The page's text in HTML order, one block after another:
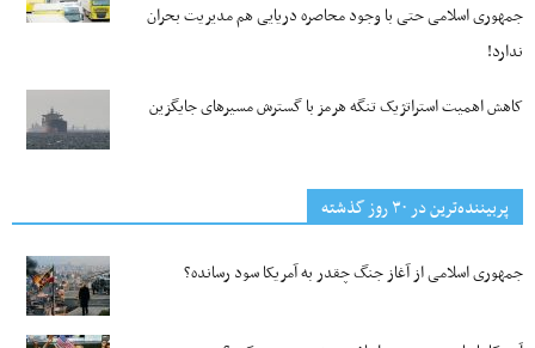
جمهوری اسلامی حتی با وجود محاصره دریایی هم مدیریت بحران
ندارد!
کاهش اهمیت استراتژیک تنگه‌ هرمز با گسترش مسیرهای جایگزین
پربیننده‌ترین‌ در ۳۰ روز گذشته
جمهوری اسلامی از آغاز جنگ چقدر به آمریکا سود رسانده؟